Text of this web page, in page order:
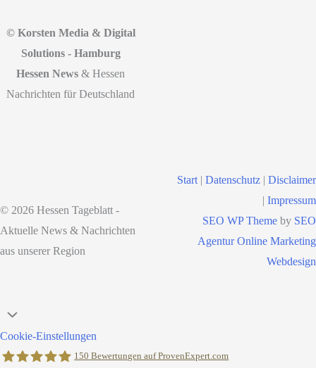
© Korsten Media & Digital
Solutions - Hamburg
Hessen News & Hessen
Nachrichten für Deutschland
© 2026 Hessen Tageblatt -
Aktuelle News & Nachrichten
aus unserer Region
Start | Datenschutz | Disclaimer
| Impressum
SEO WP Theme by SEO
Agentur Online Marketing
Webdesign
Nach
oben
scrollen
Cookie-Einstellungen
150 Bewertungen auf ProvenExpert.com